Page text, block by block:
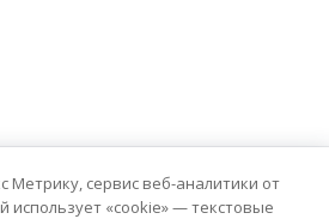
Метрику, сервис веб-аналитики от
«cookie» — текстовые